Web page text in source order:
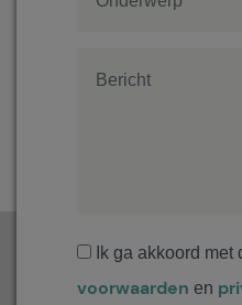
Ik ga akkoord met
voorwaarden en